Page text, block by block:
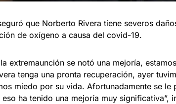
que Norberto Rivera tiene severos
de oxígeno a causa del covid-19.
extremaunción se notó una mejoría,
tenga una pronta recuperación, ayer
miedo por su vida. Afortunadamente se le
eso ha tenido una mejoría muy significativa”,